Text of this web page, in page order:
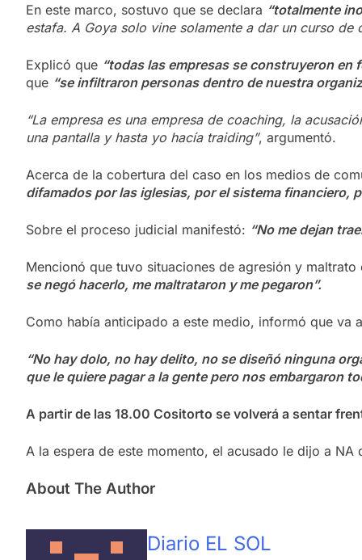
En este marco, sostuvo que se declara “totalmente
estafa. A Goya solo vine solamente a dar un curso de
Explicó que “todas las empresas se construyeron en
que “se infiltraron personas dentro de nuestra
“La empresa es una empresa de coaching, la
una pantalla y hasta yo hacía traiding”, argumentó.
Acerca de la cobertura del caso en los medios de
difamados por las iglesias, por el sistema financiero,
Sobre el proceso judicial manifestó: “No me dejan
Mencionó que tuvo situaciones de agresión y
se negó hacerlo, me maltrataron y me pegaron”.
Como había anticipado a este medio, informó que va
“No hay dolo, no hay delito, no se diseñó ninguna
que le quiere pagar a la gente pero nos embargaron
A partir de las 18.00 Cositorto se volverá a sentar
A la espera de este momento, el acusado le dijo a NA
About The Author
Diario EL SOL